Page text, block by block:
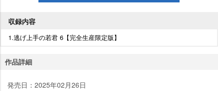
収録内容
1.逃げ上手の若君 6【完全生産限定版】
作品詳細
発売日：2025年02月26日